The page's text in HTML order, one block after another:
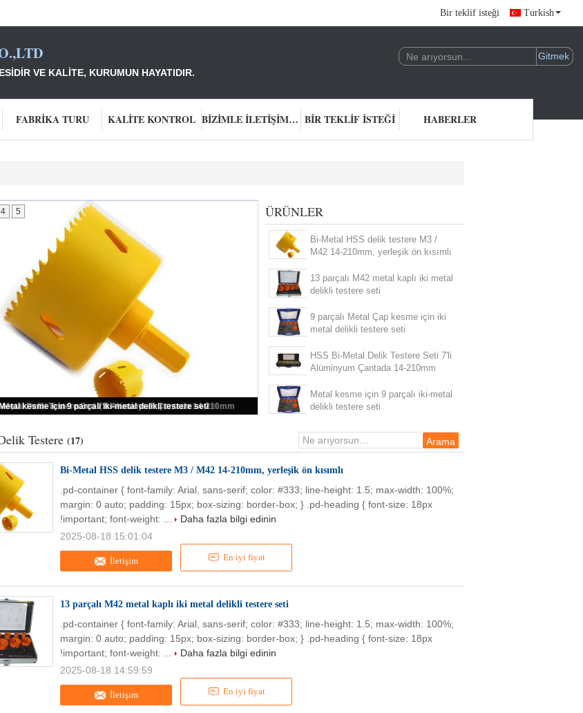
Bir teklif isteği Turkish
VE KALITE, KURUMUN HAYATIDIR.
FABRIKA TURU KALITE KONTROL BIZIMLE ILETIŞIME GEÇIN BIR TEKLIF ISTEĞI HABERLER
HSS delik testere M3 / M42 14-210mm, yerleşik ön kısımlı
4 5 ÜRÜNLER
Bi-Metal HSS delik testere M3 /
M42 14-210mm, yerleşik ön kısımlı
13 parçalı M42 metal kaplı iki metal
delikli testere seti
9 parçalı Metal Çap kesme için iki
metal delikli testere seti
HSS Bi-Metal Delik Testere Seti 7'li
Alüminyum Çantada 14-210mm
Metal kesme için 9 parçalı iki-metal
delikli testere seti
Testere (17)
Bi-Metal HSS delik testere M3 / M42 14-210mm, yerleşik ön kısımlı
İletişim En iyi fiyat
.pd-container { font-family: Arial, sans-serif; color: #333; line-height: 1.5; max-width: 100%;
margin: 0 auto; padding: 15px; box-sizing: border-box; } .pd-heading { font-size: 18px
!important; font-weight: ...
Daha fazla bilgi edinin
2025-08-18 15:01:04
13 parçalı M42 metal kaplı iki metal delikli testere seti
İletişim En iyi fiyat
.pd-container { font-family: Arial, sans-serif; color: #333; line-height: 1.5; max-width: 100%;
margin: 0 auto; padding: 15px; box-sizing: border-box; } .pd-heading { font-size: 18px
!important; font-weight: ...
Daha fazla bilgi edinin
2025-08-18 14:59:59